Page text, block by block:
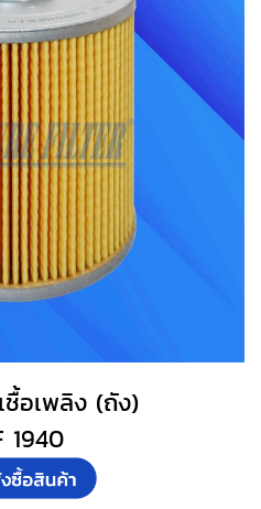
ชื้อเพลิง (ถัง)
1940